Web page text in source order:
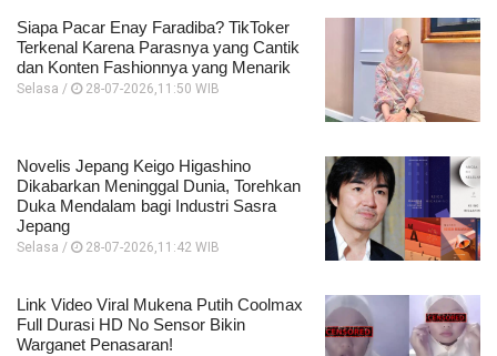
Siapa Pacar Enay Faradiba? TikToker
Terkenal Karena Parasnya yang Cantik
dan Konten Fashionnya yang Menarik
Selasa / 28-07-2026,11:50 WIB
Novelis Jepang Keigo Higashino
Dikabarkan Meninggal Dunia, Torehkan
Duka Mendalam bagi Industri Sasra
Jepang
Selasa / 28-07-2026,11:42 WIB
Link Video Viral Mukena Putih Coolmax
Full Durasi HD No Sensor Bikin
Warganet Penasaran!